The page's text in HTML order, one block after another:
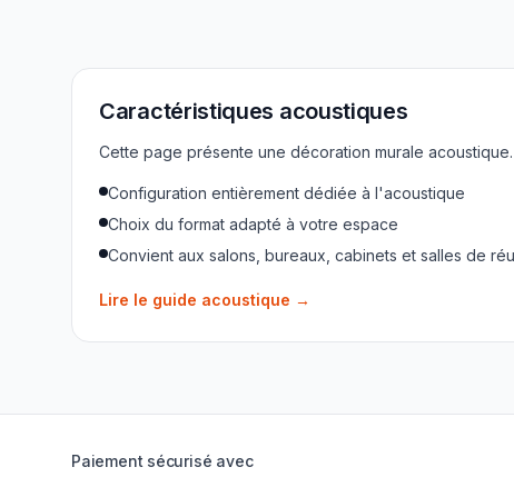
Caractéristiques acoustiques
Cette page présente une décoration murale
Configuration entièrement dédiée à l'acoustique
Choix du format adapté à votre espace
Convient aux salons, bureaux, cabinets et salles de
Lire le guide acoustique →
Paiement sécurisé avec